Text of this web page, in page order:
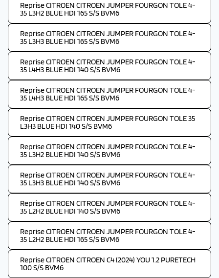
Reprise CITROEN CITROEN JUMPER FOURGON TOLE 4-
35 L3H2 BLUE HDI 165 S/S BVM6
Reprise CITROEN CITROEN JUMPER FOURGON TOLE 4-
35 L3H3 BLUE HDI 165 S/S BVM6
Reprise CITROEN CITROEN JUMPER FOURGON TOLE 4-
35 L4H3 BLUE HDI 140 S/S BVM6
Reprise CITROEN CITROEN JUMPER FOURGON TOLE 4-
35 L4H3 BLUE HDI 165 S/S BVM6
Reprise CITROEN CITROEN JUMPER FOURGON TOLE 35
L3H3 BLUE HDI 140 S/S BVM6
Reprise CITROEN CITROEN JUMPER FOURGON TOLE 4-
35 L3H2 BLUE HDI 140 S/S BVM6
Reprise CITROEN CITROEN JUMPER FOURGON TOLE 4-
35 L3H3 BLUE HDI 140 S/S BVM6
Reprise CITROEN CITROEN JUMPER FOURGON TOLE 4-
35 L2H2 BLUE HDI 140 S/S BVM6
Reprise CITROEN CITROEN JUMPER FOURGON TOLE 4-
35 L2H2 BLUE HDI 165 S/S BVM6
Reprise CITROEN CITROEN C4 (2024) YOU 1.2 PURETECH
100 S/S BVM6